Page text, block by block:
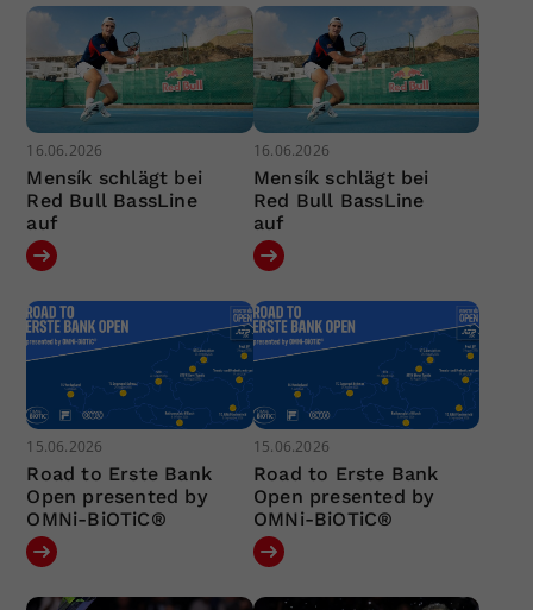
16.06.2026
Mensík schlägt bei
Red Bull BassLine
auf
16.06.2026
Mensík schlägt bei
Red Bull BassLine
auf
15.06.2026
Road to Erste Bank
Open presented by
OMNi-BiOTiC®
15.06.2026
Road to Erste Bank
Open presented by
OMNi-BiOTiC®